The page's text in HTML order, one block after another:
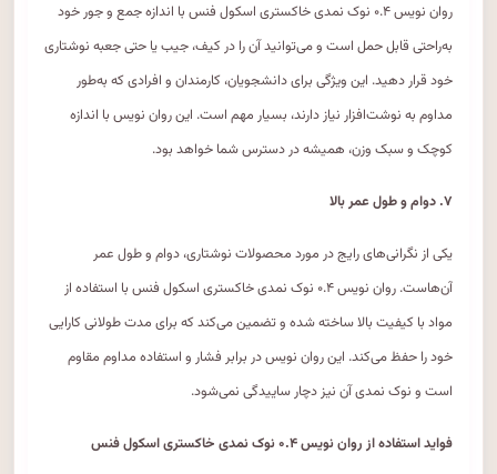
روان نویس ۰.۴ نوک نمدی خاکستری اسکول فنس با اندازه جمع و جور خود
به‌راحتی قابل حمل است و می‌توانید آن را در کیف، جیب یا حتی جعبه نوشتاری
خود قرار دهید. این ویژگی برای دانشجویان، کارمندان و افرادی که به‌طور
مداوم به نوشت‌افزار نیاز دارند، بسیار مهم است. این روان نویس با اندازه
کوچک و سبک وزن، همیشه در دسترس شما خواهد بود.
۷. دوام و طول عمر بالا
یکی از نگرانی‌های رایج در مورد محصولات نوشتاری، دوام و طول عمر
آن‌هاست. روان نویس ۰.۴ نوک نمدی خاکستری اسکول فنس با استفاده از
مواد با کیفیت بالا ساخته شده و تضمین می‌کند که برای مدت طولانی کارایی
خود را حفظ می‌کند. این روان نویس در برابر فشار و استفاده مداوم مقاوم
است و نوک نمدی آن نیز دچار ساییدگی نمی‌شود.
فواید استفاده از روان نویس ۰.۴ نوک نمدی خاکستری اسکول فنس